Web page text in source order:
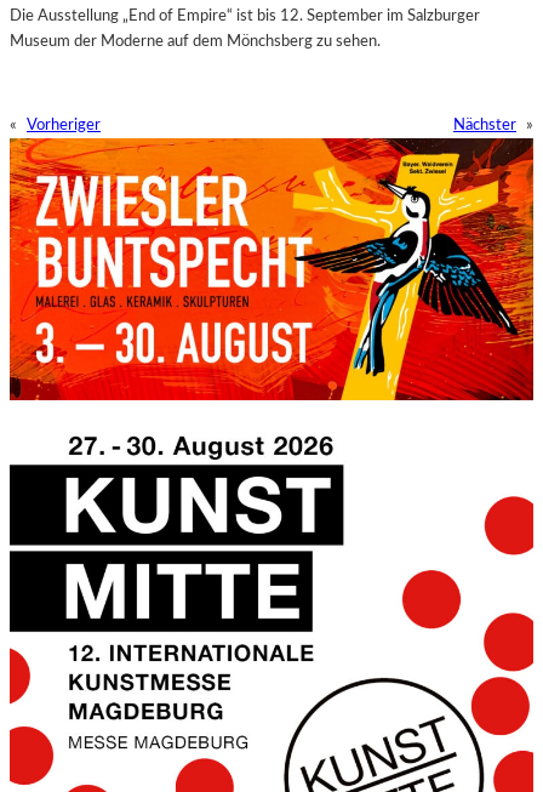
Die Ausstellung „End of Empire“ ist bis 12. September im Salzburger
Museum der Moderne auf dem Mönchsberg zu sehen.
« Vorheriger Nächster »